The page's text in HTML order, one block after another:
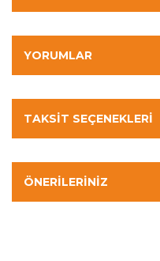
YORUMLAR
TAKSIT SEÇENEKLERI
ÖNERILERINIZ